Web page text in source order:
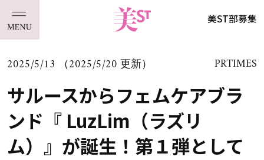
美ST部募集
2025/5/13 （2025/5/20 更新） PRTIMES
サルースからフェムケアブラ
ンド『 LuzLim（ラズリ
ム）』が誕生！第１弾として